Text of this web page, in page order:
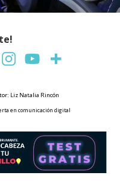
Liz Natalia Rincón
en comunicación digital